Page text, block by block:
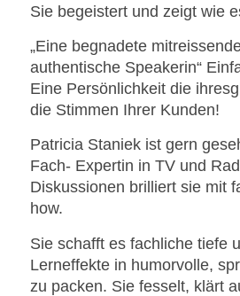
Sie begeistert und zeigt wie
„Eine begnadete
authentische Speakerin“
Eine Persönlichkeit die
die Stimmen Ihrer Kunden!
Patricia Staniek ist gern
Fach- Expertin in TV und
Diskussionen brilliert sie mit
how.
Sie schafft es fachliche tiefe
Lerneffekte in humorvolle,
zu packen. Sie fesselt, klärt